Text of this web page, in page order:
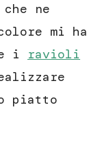
ne
mi ha
i ravioli
piatto